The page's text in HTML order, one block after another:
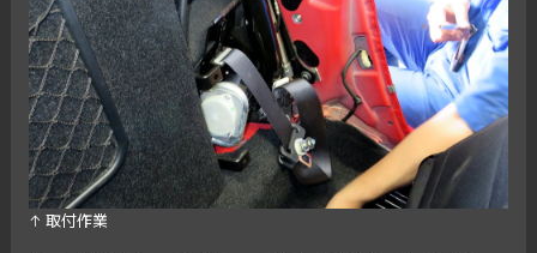
↑ 取付作業